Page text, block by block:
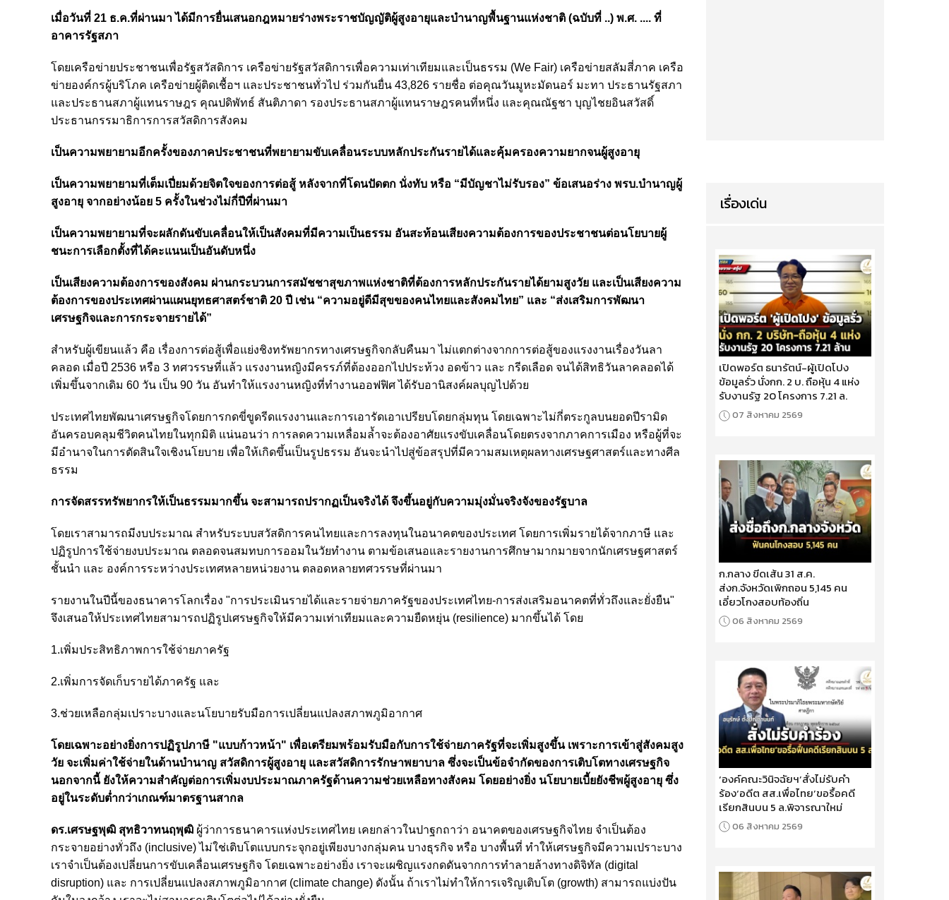
เมื่อวันที่ 21 ธ.ค.ที่ผ่านมา ได้มีการยื่นเสนอกฎหมายร่างพระราชบัญญัติผู้สูงอายุและบำนาญพื้นฐานแห่งชาติ (ฉบับที่ ..) พ.ศ. .... ที่
อาคารรัฐสภา
โดยเครือข่ายประชาชนเพื่อรัฐสวัสดิการ เครือข่ายรัฐสวัสดิการเพื่อความเท่าเทียมและเป็นธรรม (We Fair) เครือข่ายสลัมสี่ภาค เครือ
ข่ายองค์กรผู้บริโภค เครือข่ายผู้ติดเชื้อฯ และประชาชนทั่วไป ร่วมกันยื่น 43,826 รายชื่อ ต่อคุณวันมูหะมัดนอร์ มะทา ประธานรัฐสภา
และประธานสภาผู้แทนราษฎร คุณปดิพัทธ์ สันติภาดา รองประธานสภาผู้แทนราษฎรคนที่หนึ่ง และคุณณัฐชา บุญไชยอินสวัสดิ์
ประธานกรรมาธิการการสวัสดิการสังคม
เป็นความพยายามอีกครั้งของภาคประชาชนที่พยายามขับเคลื่อนระบบหลักประกันรายได้และคุ้มครองความยากจนผู้สูงอายุ
เป็นความพยายามที่เต็มเปี่ยมด้วยจิตใจของการต่อสู้ หลังจากที่โดนปัดตก นั่งทับ หรือ “มีบัญชาไม่รับรอง” ข้อเสนอร่าง พรบ.บำนาญผู้
สูงอายุ จากอย่างน้อย 5 ครั้งในช่วงไม่กี่ปีที่ผ่านมา
เป็นความพยายามที่จะผลักดันขับเคลื่อนให้เป็นสังคมที่มีความเป็นธรรม อันสะท้อนเสียงความต้องการของประชาชนต่อนโยบายผู้
ชนะการเลือกตั้งที่ได้คะแนนเป็นอันดับหนึ่ง
เป็นเสียงความต้องการของสังคม ผ่านกระบวนการสมัชชาสุขภาพแห่งชาติที่ต้องการหลักประกันรายได้ยามสูงวัย และเป็นเสียงความ
ต้องการของประเทศผ่านแผนยุทธศาสตร์ชาติ 20 ปี เช่น “ความอยู่ดีมีสุขของคนไทยและสังคมไทย” และ “ส่งเสริมการพัฒนา
เศรษฐกิจและการกระจายรายได้”
สำหรับผู้เขียนแล้ว คือ เรื่องการต่อสู้เพื่อแย่งชิงทรัพยากรทางเศรษฐกิจกลับคืนมา ไม่แตกต่างจากการต่อสู้ของแรงงานเรื่องวันลา
คลอด เมื่อปี 2536 หรือ 3 ทศวรรษที่แล้ว แรงงานหญิงมีครรภ์ที่ต้องออกไปประท้วง อดข้าว และ กรีดเลือด จนได้สิทธิวันลาคลอดได้
เพิ่มขึ้นจากเดิม 60 วัน เป็น 90 วัน อันทำให้แรงงานหญิงที่ทำงานออฟฟิศ ได้รับอานิสงค์ผลบุญไปด้วย
ประเทศไทยพัฒนาเศรษฐกิจโดยการกดขี่ขูดรีดแรงงานและการเอารัดเอาเปรียบโดยกลุ่มทุน โดยเฉพาะไม่กี่ตระกูลบนยอดปีรามิด
อันครอบคลุมชีวิตคนไทยในทุกมิติ แน่นอนว่า การลดความเหลื่อมล้ำจะต้องอาศัยแรงขับเคลื่อนโดยตรงจากภาคการเมือง หรือผู้ที่จะ
มีอำนาจในการตัดสินใจเชิงนโยบาย เพื่อให้เกิดขึ้นเป็นรูปธรรม อันจะนำไปสู่ข้อสรุปที่มีความสมเหตุผลทางเศรษฐศาสตร์และทางศีล
ธรรม
การจัดสรรทรัพยากรให้เป็นธรรมมากขึ้น จะสามารถปรากฏเป็นจริงได้ จึงขึ้นอยู่กับความมุ่งมั่นจริงจังของรัฐบาล
โดยเราสามารถมีงบประมาณ สำหรับระบบสวัสดิการคนไทยและการลงทุนในอนาคตของประเทศ โดยการเพิ่มรายได้จากภาษี และ
ปฏิรูปการใช้จ่ายงบประมาณ ตลอดจนสมทบการออมในวัยทำงาน ตามข้อเสนอและรายงานการศึกษามากมายจากนักเศรษฐศาสตร์
ชั้นนำ และ องค์การระหว่างประเทศหลายหน่วยงาน ตลอดหลายทศวรรษที่ผ่านมา
รายงานในปีนี้ของธนาคารโลกเรื่อง "การประเมินรายได้และรายจ่ายภาครัฐของประเทศไทย-การส่งเสริมอนาคตที่ทั่วถึงและยั่งยืน"
จึงเสนอให้ประเทศไทยสามารถปฏิรูปเศรษฐกิจให้มีความเท่าเทียมและความยืดหยุ่น (resilience) มากขึ้นได้ โดย
1.เพิ่มประสิทธิภาพการใช้จ่ายภาครัฐ
2.เพิ่มการจัดเก็บรายได้ภาครัฐ และ
3.ช่วยเหลือกลุ่มเปราะบางและนโยบายรับมือการเปลี่ยนแปลงสภาพภูมิอากาศ
โดยเฉพาะอย่างยิ่งการปฏิรูปภาษี "แบบก้าวหน้า" เพื่อเตรียมพร้อมรับมือกับการใช้จ่ายภาครัฐที่จะเพิ่มสูงขึ้น เพราะการเข้าสู่สังคมสูง
วัย จะเพิ่มค่าใช้จ่ายในด้านบำนาญ สวัสดิการผู้สูงอายุ และสวัสดิการรักษาพยาบาล ซึ่งจะเป็นข้อจำกัดของการเติบโตทางเศรษฐกิจ
นอกจากนี้ ยังให้ความสำคัญต่อการเพิ่มงบประมาณภาครัฐด้านความช่วยเหลือทางสังคม โดยอย่างยิ่ง นโยบายเบี้ยยังชีพผู้สูงอายุ ซึ่ง
อยู่ในระดับต่ำกว่าเกณฑ์มาตรฐานสากล
ดร.เศรษฐพุฒิ สุทธิวาทนฤพุฒิ ผู้ว่าการธนาคารแห่งประเทศไทย เคยกล่าวในปาฐกถาว่า อนาคตของเศรษฐกิจไทย จำเป็นต้อง
กระจายอย่างทั่วถึง (inclusive) ไม่ใช่เติบโตแบบกระจุกอยู่เพียงบางกลุ่มคน บางธุรกิจ หรือ บางพื้นที่ ทำให้เศรษฐกิจมีความเปราะบาง
เราจำเป็นต้องเปลี่ยนการขับเคลื่อนเศรษฐกิจ โดยเฉพาะอย่างยิ่ง เราจะเผชิญแรงกดดันจากการทำลายล้างทางดิจิทัล (digital
disruption) และ การเปลี่ยนแปลงสภาพภูมิอากาศ (climate change) ดังนั้น ถ้าเราไม่ทำให้การเจริญเติบโต (growth) สามารถแบ่งปัน
เรื่องเด่น
เปิดพอร์ต ธนารัตน์-ผู้เปิดโปง
ข้อมูลรั่ว นั่งกก. 2 บ. ถือหุ้น 4 แห่ง
รับงานรัฐ 20 โครงการ 7.21 ล.
07 สิงหาคม 2569
ก.กลาง ขีดเส้น 31 ส.ค.
ส่งก.จังหวัดเพิกถอน 5,145 คน
เอี่ยวโกงสอบท้องถิ่น
06 สิงหาคม 2569
‘องค์คณะวินิจฉัยฯ’สั่งไม่รับคำ
ร้อง‘อดีต สส.เพื่อไทย’ขอรื้อคดี
เรียกสินบน 5 ล.พิจารณาใหม่
06 สิงหาคม 2569